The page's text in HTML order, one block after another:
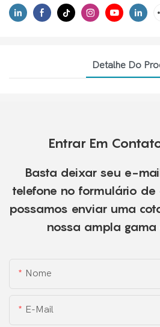
Detalhe Do
Entrar Em
Basta deixar seu e-
telefone no formulário
possamos enviar uma
nossa ampla gama
Nome
E-Mail